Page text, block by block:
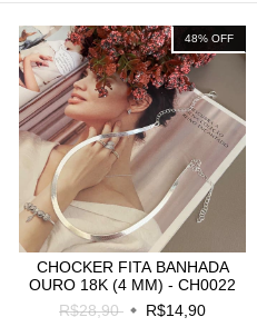
48% OFF
CHOCKER FITA BANHADA
OURO 18K (4 MM) - CH0022
R$28,90
R$14,90